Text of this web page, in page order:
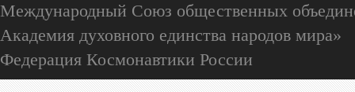
Международный Союз общественных
Академия духовного единства народов мира»
Федерация Космонавтики России